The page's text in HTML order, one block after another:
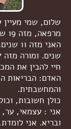
שלום, שמי
חיי להבין את
האדם: הבריאות
והמחשבתית.
כולן חשובות,
אני : עצמאי,
ובריא. אני